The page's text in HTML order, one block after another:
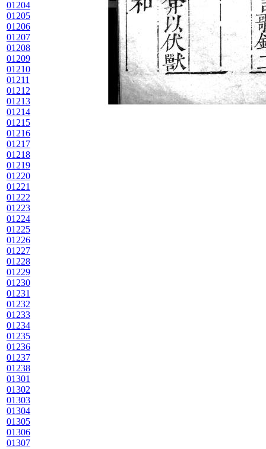
01204
01205
01206
01207
01208
01209
01210
01211
01212
01213
01214
01215
01216
01217
01218
01219
01220
01221
01222
01223
01224
01225
01226
01227
01228
01229
01230
01231
01232
01233
01234
01235
01236
01237
01238
01301
01302
01303
01304
01305
01306
01307